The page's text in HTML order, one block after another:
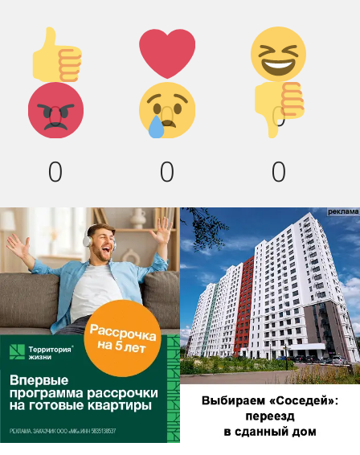
Палец
вверх!
0
Лайк!
0
Дикий
смех!
0
Агрессия!
0
Грусть :
(
0
Палец
вниз!
0